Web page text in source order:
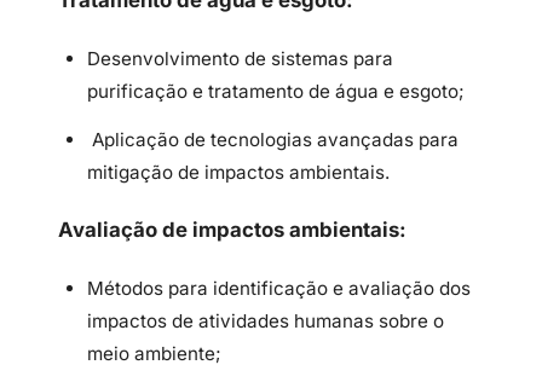
Desenvolvimento de sistemas para
purificação e tratamento de água e esgoto;
Aplicação de tecnologias avançadas para
mitigação de impactos ambientais.
Avaliação de impactos ambientais:
Métodos para identificação e avaliação dos
impactos de atividades humanas sobre o
meio ambiente;